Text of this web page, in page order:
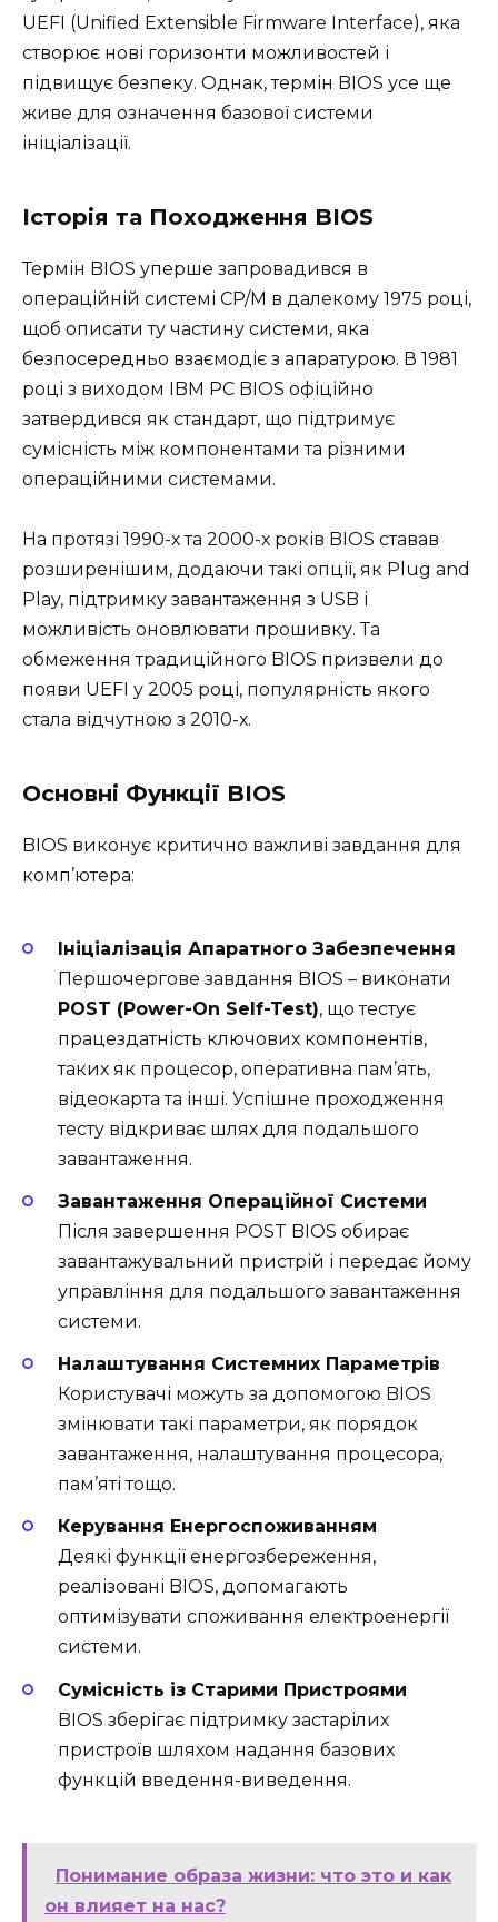
UEFI (Unified Extensible Firmware Interface), яка
створює нові горизонти можливостей і
підвищує безпеку. Однак, термін BIOS усе ще
живе для означення базової системи
ініціалізації.
Історія та Походження BIOS
Термін BIOS уперше запровадився в
операційній системі CP/M в далекому 1975 році,
щоб описати ту частину системи, яка
безпосередньо взаємодіє з апаратурою. В 1981
році з виходом IBM PC BIOS офіційно
затвердився як стандарт, що підтримує
сумісність між компонентами та різними
операційними системами.
На протязі 1990-х та 2000-х років BIOS ставав
розширенішим, додаючи такі опції, як Plug and
Play, підтримку завантаження з USB і
можливість оновлювати прошивку. Та
обмеження традиційного BIOS призвели до
появи UEFI у 2005 році, популярність якого
стала відчутною з 2010-х.
Основні Функції BIOS
BIOS виконує критично важливі завдання для
комп’ютера:
Ініціалізація Апаратного Забезпечення
Першочергове завдання BIOS – виконати
POST (Power-On Self-Test), що тестує
працездатність ключових компонентів,
таких як процесор, оперативна пам’ять,
відеокарта та інші. Успішне проходження
тесту відкриває шлях для подальшого
завантаження.
Завантаження Операційної Системи
Після завершення POST BIOS обирає
завантажувальний пристрій і передає йому
управління для подальшого завантаження
системи.
Налаштування Системних Параметрів
Користувачі можуть за допомогою BIOS
змінювати такі параметри, як порядок
завантаження, налаштування процесора,
пам’яті тощо.
Керування Енергоспоживанням
Деякі функції енергозбереження,
реалізовані BIOS, допомагають
оптимізувати споживання електроенергії
системи.
Сумісність із Старими Пристроями
BIOS зберігає підтримку застарілих
пристроїв шляхом надання базових
функцій введення-виведення.
Понимание образа жизни: что это и как
он влияет на нас?